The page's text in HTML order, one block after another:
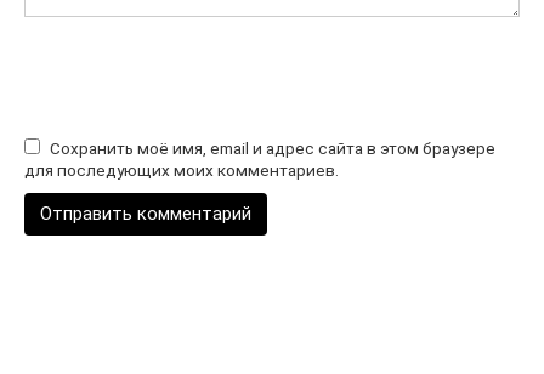
Сохранить моё имя, email и адрес сайта в этом браузере
для последующих моих комментариев.